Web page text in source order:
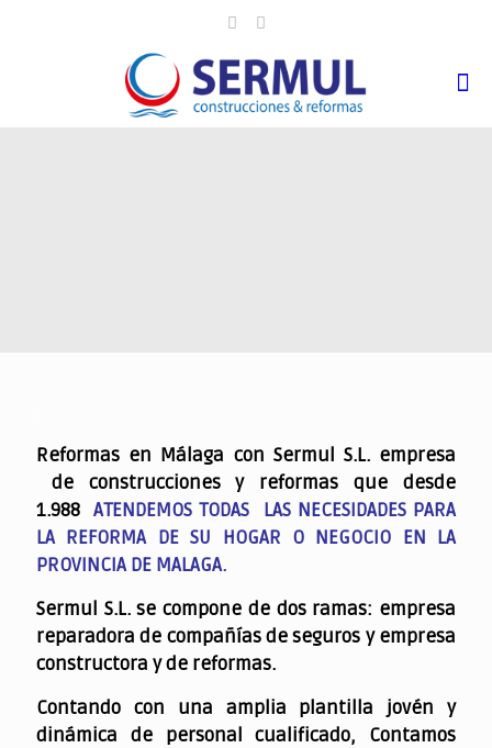
Reformas en Málaga con Sermul S.L. empresa
de construcciones y reformas que desde
1.988ATENDEMOS TODAS LAS NECESIDADES PARA
LA REFORMA DE SU HOGAR O NEGOCIO EN LA
PROVINCIA DE MALAGA.
Sermul S.L. se compone de dos ramas: empresa
reparadora de compañías de seguros y empresa
constructora y de reformas.
Contando con una amplia plantilla jovén y
dinámica de personal cualificado, Contamos